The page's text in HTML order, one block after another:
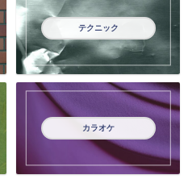
テクニック
カラオケ